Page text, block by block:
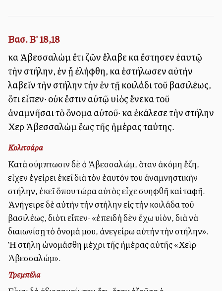
Βασ. Β' 18,18
καὶ Ἀβεσσαλὼμ ἔτι ζῶν ἔλαβε καὶ ἔστησεν ἑαυτῷ
τὴν στήλην, ἐν ᾗ ἐλήφθη, καὶ ἐστήλωσεν αὐτὴν
λαβεῖν τὴν στήλην τὴν ἐν τῇ κοιλάδι τοῦ βασιλέως,
ὅτι εἶπεν· οὐκ ἔστιν αὐτῷ υἱὸς ἕνεκα τοῦ
ἀναμνῆσαι τὸ ὄνομα αὐτοῦ· καὶ ἐκάλεσε τὴν στήλην
Χεὶρ Ἀβεσσαλὼμ ἕως τῆς ἡμέρας ταύτης.
Κολιτσάρα
Κατὰ σύμπτωσιν δὲ ὁ Ἀβεσσαλώμ, ὅταν ἀκόμη ἔζη,
εἶχεν ἐγείρει ἐκεῖ διὰ τὸν ἑαυτόν του ἀναμνηστικὴν
στήλην, ἐκεῖ ὅπου τώρα αὐτὸς εἶχε συλληφθῆ καὶ ταφῆ.
Ἀνήγειρε δὲ αὐτὴν τὴν στήλην εἰς τὴν κοιλάδα τοῦ
βασιλέως, διότι εἶπεν· «ἐπειδὴ δὲν ἔχω υἱόν, διὰ νὰ
διαιωνίσῃ τὸ ὄνομά μου, ἀνεγείρω αὐτὴν τὴν στήλην».
Ἡ στήλη ὠνομάσθη μέχρι τῆς ἡμέρας αὐτῆς «Χεὶρ
Ἀβεσσαλώμ».
Τρεμπέλα